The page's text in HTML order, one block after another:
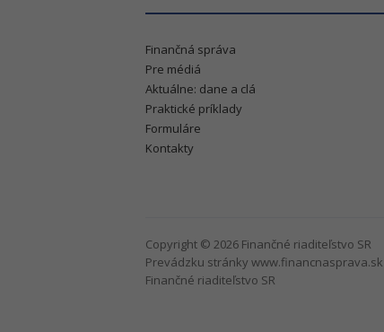
Finančná správa
Pre médiá
Aktuálne: dane a clá
Praktické príklady
Formuláre
Kontakty
Copyright © 2026 Finančné riaditeľstvo SR
Prevádzku stránky
Finančné riaditeľstvo SR